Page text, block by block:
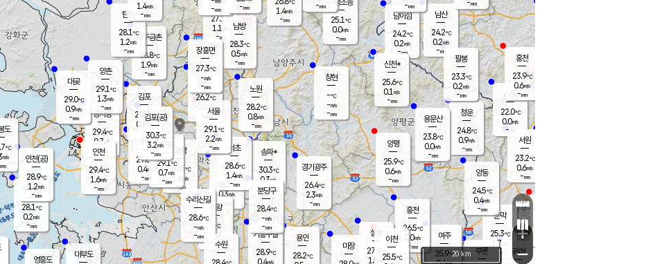
문막
25.3℃
1.7m/s
mm
남이섬
24.2℃
0.2m/s
-mm
무의도
28.1℃
0.2m/s
-mm
영흥도
27.1℃
1.1
-mm
부론
과천
28.1℃
0.3m/s
- mm
남산
24.2℃
0.2m/s
-mm
도
℃
m/s
mm
청운
24.8℃
0.9m/s
-mm
팔봉
23.3℃
0.2m/s
-mm
용인
28.2℃
여주
25.9℃
양동
24.5℃
0.4m/s
-mm
경기광주
26.4℃
2.3m/s
-mm
-mm
대부도
경서동
29.4℃
0.7 m/s
-mm
파주금촌
28.8℃
1.9m/s
-mm
가평조종
25.1℃
0.0m/s
-mm
℃
1.4m/s
-mm
대곶
29.0℃
0.9m/s
-mm
신천*
25.6℃
0.1 m/s
-mm
창현
-℃
-m/s
-mm
탄현
28.1℃
1.2m/s
-mm
-mm
흥천
26.5℃
0.0m/s
-mm
마장
의왕
- ℃
m/s
mm
김포
29.0℃
0.1 m/s
mm
설봉
27.9
1.5 m/s
광명
30.5 ℃
1.6 m/s
-mm
부천
29.8℃
0.4m/s
-mm
양촌
29.1℃
1.3m/s
-mm
구로
29.1℃
0.7m/s
-mm
은평
26.2℃
0.2 m/s
- mm
노원
28.2℃
0.8m/s
-mm
송파*
30.3℃
0.3m/s
-mm
서초
28.6℃
1.4m/s
-mm
남방
28.3℃
0.5m/s
-mm
기흥구갈
28.9℃
0.4m/s
수리산길
28.6℃
-m/s
-mm
분당구
28.4℃
-m/s
-mm
장흥면
27.3℃
-m/s
-mm
-mm
시동
22.0℃
0.0m/s
- mm
귀래
서원
23.2℃
0.6m/s
-mm
용문산
23.8℃
0.0m/s
-mm
인천(공)
28.9℃
1.2m/s
-mm
김포(공)
30.3℃
3.2m/s
-mm
홍천
23.9℃
0.6m/s
-mm
이천
25.5℃
양평
25.9℃
0.6m/s
-mm
수원
인천
29.4℃
1.6m/s
-mm
서울
29.1℃
2.2m/s
-mm
-mm
1.4m/s
-mm
-mm
+
−
20 km